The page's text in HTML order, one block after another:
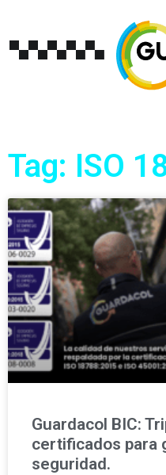
Tag: ISO
Guardacol BIC:
certificados para
seguridad.